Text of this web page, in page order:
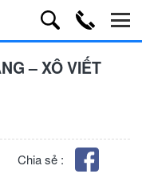
– XÔ VIẾT
Chia sẻ :